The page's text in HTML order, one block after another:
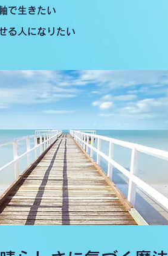
で生きたい
る人になりたい